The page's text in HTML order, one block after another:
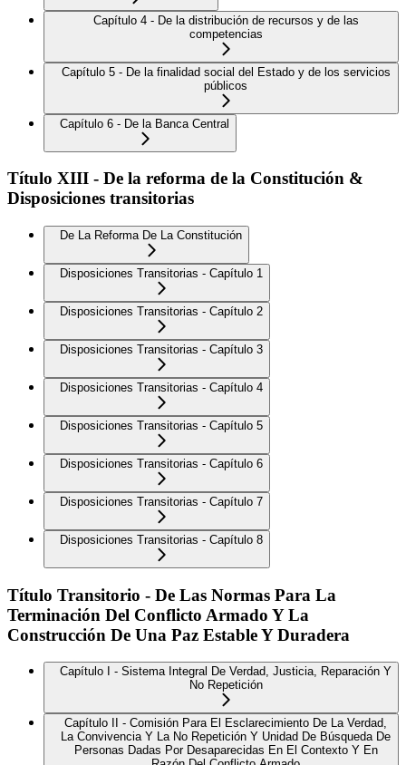
Capítulo 4 - De la distribución de recursos y de las
competencias
Capítulo 5 - De la finalidad social del Estado y de los servicios
públicos
Capítulo 6 - De la Banca Central
Título XIII - De la reforma de la Constitución &
Disposiciones transitorias
De La Reforma De La Constitución
Disposiciones Transitorias - Capítulo 1
Disposiciones Transitorias - Capítulo 2
Disposiciones Transitorias - Capítulo 3
Disposiciones Transitorias - Capítulo 4
Disposiciones Transitorias - Capítulo 5
Disposiciones Transitorias - Capítulo 6
Disposiciones Transitorias - Capítulo 7
Disposiciones Transitorias - Capítulo 8
Título Transitorio - De Las Normas Para La
Terminación Del Conflicto Armado Y La
Construcción De Una Paz Estable Y Duradera
Capítulo I - Sistema Integral De Verdad, Justicia, Reparación Y
No Repetición
Capítulo II - Comisión Para El Esclarecimiento De La Verdad,
La Convivencia Y La No Repetición Y Unidad De Búsqueda De
Personas Dadas Por Desaparecidas En El Contexto Y En